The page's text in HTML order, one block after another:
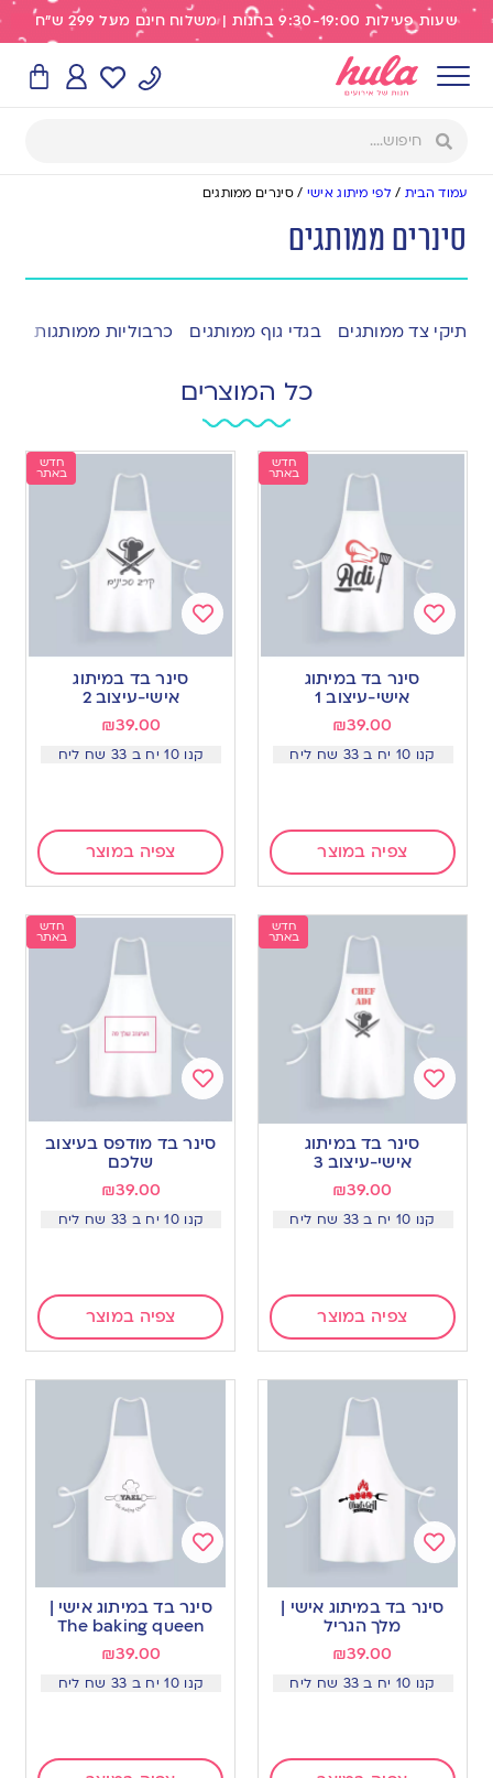
שעות פעילות 9:30-19:00 בחנות | משלוח חינם מעל 299 ש"ח
עמוד הבית / לפי מיתוג אישי /סינרים ממותגים
סינרים ממותגים
תיקי צד ממותגים בגדי גוף ממותגים כרבוליות ממותגות
כל המוצרים
חדש
באתר
wishlist
סינר בד במיתוג
אישי-עיצוב 1
₪39.00
קנו 10 יח ב 33 שח ליח
צפיה במוצר
חדש
באתר
wishlist
סינר בד במיתוג
אישי-עיצוב 2
₪39.00
קנו 10 יח ב 33 שח ליח
צפיה במוצר
חדש
באתר
wishlist
סינר בד במיתוג
אישי-עיצוב 3
₪39.00
קנו 10 יח ב 33 שח ליח
צפיה במוצר
חדש
באתר
to
סינר בד מודפס בעיצוב
שלכם
₪39.00
קנו 10 יח ב 33 שח ליח
צפיה במוצר
to
wishlist
סינר בד במיתוג אישי |
מלך הגריל
₪39.00
קנו 10 יח ב 33 שח ליח
to
wishlist
סינר בד במיתוג אישי |
The baking queen
₪39.00
קנו 10 יח ב 33 שח ליח